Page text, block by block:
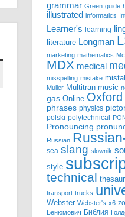
grammar Green guide
illustrated informatics
Learner's learning
literature Longman
marketing mathematics
MDX medical
misspelling mistake
Muller Multitran music
gas Online Oxford
phrases physics
polski polytechnical
Pronouncing
Russian
sea slang slownik
style
technical
transport trucks
Webster Webster's x6
Бенюмович Библия